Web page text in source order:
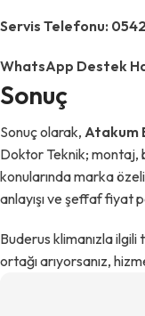
Servis Telefonu:
WhatsApp Destek
Sonuç
Sonuç olarak, Atakum
Doktor Teknik; montaj,
konularında marka
anlayışı ve şeffaf fiyat
Buderus klimanızla ilgili
ortağı arıyorsanız,